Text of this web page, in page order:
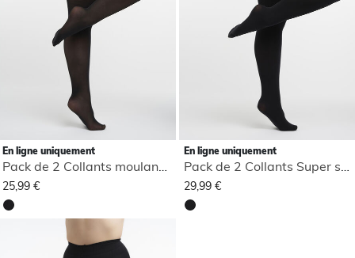
En ligne uniquement
Pack de 2 Collants moulants 60 deniers
25,99 €
En ligne uniquement
Pack de 2 Collants Super stretch 3D 100 den
29,99 €